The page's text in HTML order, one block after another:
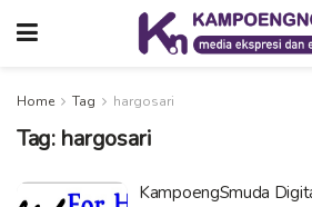
Home Tag hargosari
Tag: hargosari
KampoengSmuda